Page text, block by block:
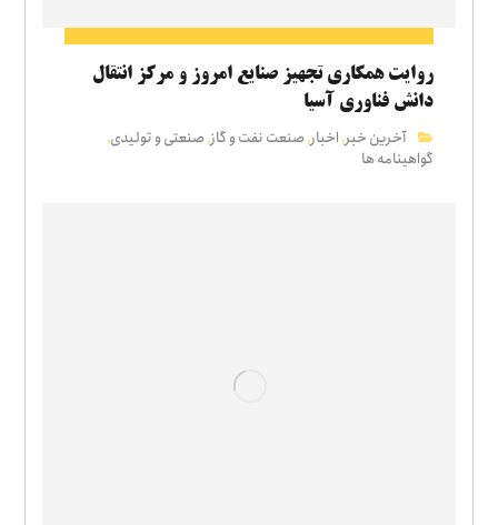
روایت همکاری تجهیز صنایع امروز و مرکز انتقال
دانش فناوری آسیا
آخرین خبر,اخبار,صنعت نفت و گاز,صنعتی و تولیدی,
گواهینامه ها